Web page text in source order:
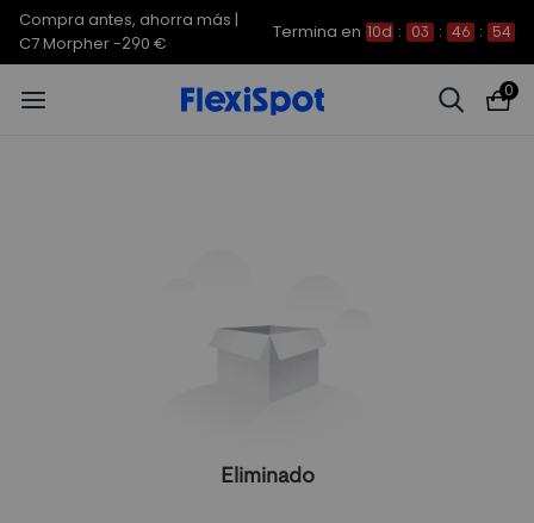
Compra antes, ahorra más |
C7 Morpher -290 €
Termina en 10d : 03 : 46 : 54
0
Eliminado